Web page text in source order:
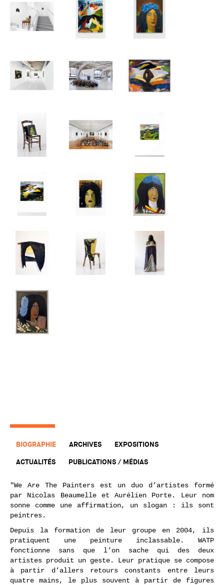
BIOGRAPHIE ARCHIVES
EXPOSITIONS
ACTUALITÉS
PUBLICATIONS / MÉDIAS
"We Are The Painters est un duo d’artistes formé
par Nicolas Beaumelle et Aurélien Porte. Leur nom
sonne comme une affirmation, un slogan : ils sont
peintres.
Depuis la formation de leur groupe en 2004, ils
pratiquent une peinture inclassable. WATP
fonctionne sans que l’on sache qui des deux
artistes produit un geste. Leur pratique se compose
à partir d’allers retours constants entre leurs
quatre mains, le plus souvent à partir de figures